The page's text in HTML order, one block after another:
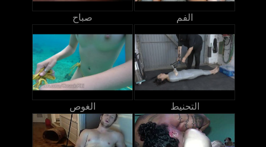
صباح الفم
الغوص التحنيط